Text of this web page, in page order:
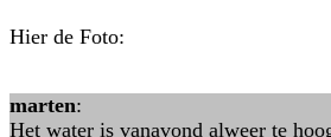
Hier de Foto:
marten:
Het water is vanavond alweer te